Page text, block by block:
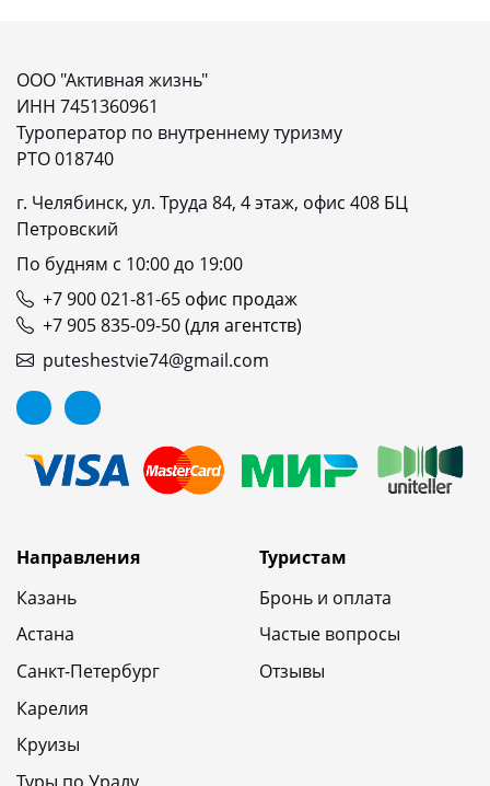
ООО "Активная жизнь"
ИНН 7451360961
Туроператор по внутреннему туризму
РТО 018740
г. Челябинск, ул. Труда 84, 4 этаж, офис 408 БЦ
Петровский
По будням с 10:00 до 19:00
+7 900 021-81-65 офис продаж
+7 905 835-09-50(для агентств)
puteshestvie74@gmail.com
Направления
Казань
Астана
Санкт-Петербург
Карелия
Круизы
Туристам
Бронь и оплата
Частые вопросы
Отзывы